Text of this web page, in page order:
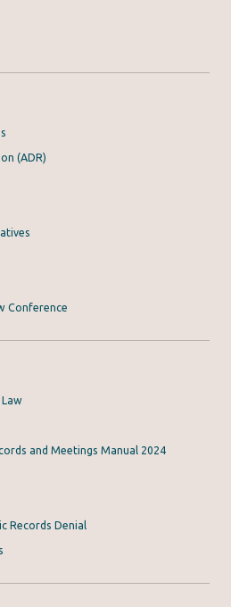
(ADR)
Conference
and Meetings Manual 2024
Records Denial